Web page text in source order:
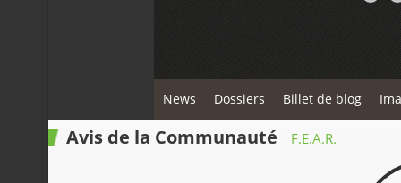
News Dossiers Billet de blog
Avis de la Communauté F.E.A.R.